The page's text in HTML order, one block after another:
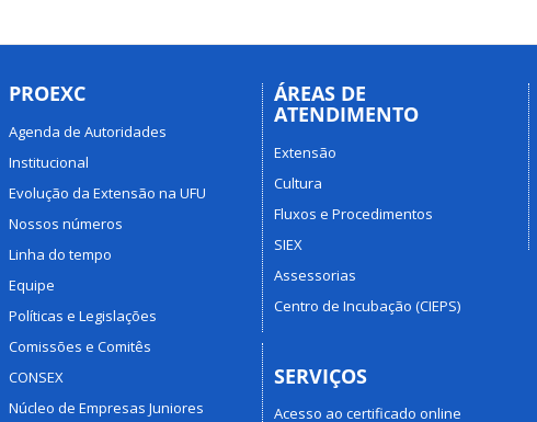
PROEXC
Agenda de Autoridades
Institucional
Evolução da Extensão na UFU
Nossos números
Linha do tempo
Equipe
Políticas e Legislações
Comissões e Comitês
CONSEX
Núcleo de Empresas Juniores
ÁREAS DE
ATENDIMENTO
Extensão
Cultura
Fluxos e Procedimentos
SIEX
Assessorias
Centro de Incubação (CIEPS)
SERVIÇOS
Acesso ao certificado online